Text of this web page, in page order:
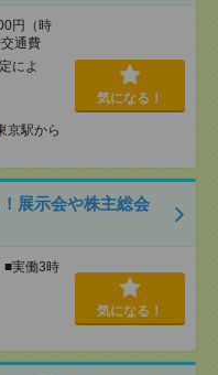
円（時
通費
によ
京駅から
気になる！
展示会や株主総会
実働3時
気になる！